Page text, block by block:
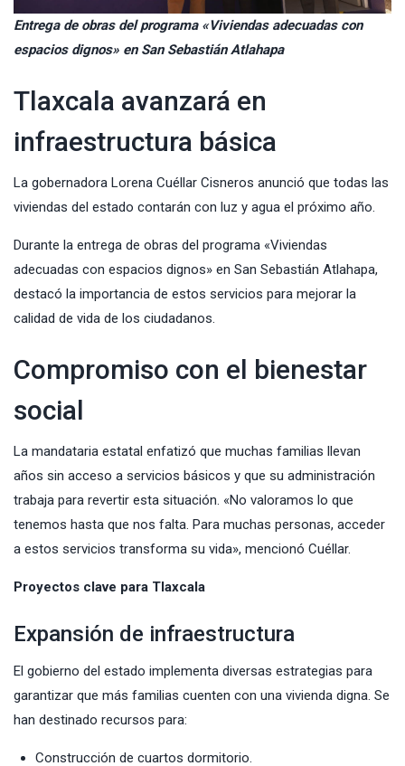
Entrega de obras del programa «Viviendas adecuadas con
espacios dignos» en San Sebastián Atlahapa
Tlaxcala avanzará en
infraestructura básica
La gobernadora Lorena Cuéllar Cisneros anunció que todas las
viviendas del estado contarán con luz y agua el próximo año.
Durante la entrega de obras del programa «Viviendas
adecuadas con espacios dignos» en San Sebastián Atlahapa,
destacó la importancia de estos servicios para mejorar la
calidad de vida de los ciudadanos.
Compromiso con el bienestar
social
La mandataria estatal enfatizó que muchas familias llevan
años sin acceso a servicios básicos y que su administración
trabaja para revertir esta situación. «No valoramos lo que
tenemos hasta que nos falta. Para muchas personas, acceder
a estos servicios transforma su vida», mencionó Cuéllar.
Proyectos clave para Tlaxcala
Expansión de infraestructura
El gobierno del estado implementa diversas estrategias para
garantizar que más familias cuenten con una vivienda digna. Se
han destinado recursos para:
Construcción de cuartos dormitorio.